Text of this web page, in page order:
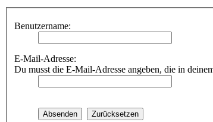
Benutzername:
E-Mail-Adresse:
Du musst die E-Mail-Adresse angeben, die in